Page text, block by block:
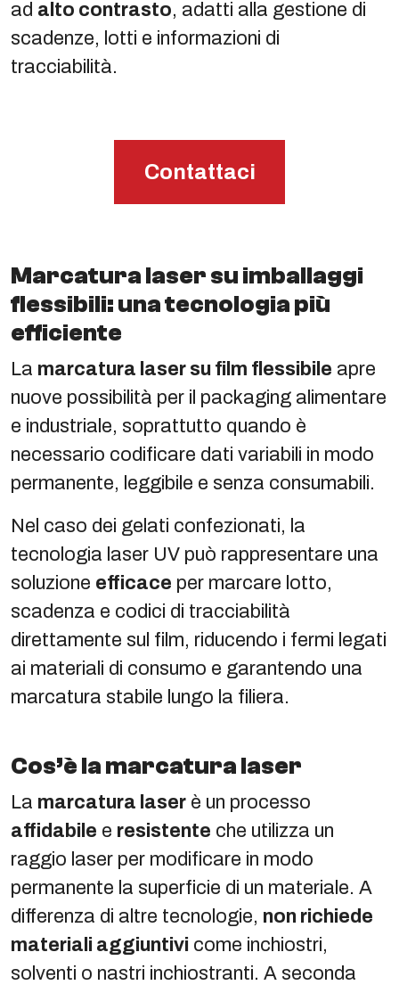
ad alto contrasto, adatti alla gestione di
scadenze, lotti e informazioni di
tracciabilità.
Contattaci
Marcatura laser su imballaggi
flessibili: una tecnologia più
efficiente
La marcatura laser su film flessibile apre
nuove possibilità per il packaging alimentare
e industriale, soprattutto quando è
necessario codificare dati variabili in modo
permanente, leggibile e senza consumabili.
Nel caso dei gelati confezionati, la
tecnologia laser UV può rappresentare una
soluzione efficace per marcare lotto,
scadenza e codici di tracciabilità
direttamente sul film, riducendo i fermi legati
ai materiali di consumo e garantendo una
marcatura stabile lungo la filiera.
Cos’è la marcatura laser
La marcatura laser è un processo
affidabile e resistente che utilizza un
raggio laser per modificare in modo
permanente la superficie di un materiale. A
differenza di altre tecnologie, non richiede
materiali aggiuntivi come inchiostri,
solventi o nastri inchiostranti. A seconda